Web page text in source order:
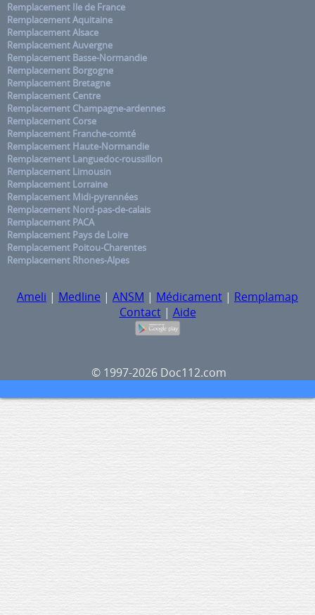
Remplacement Ile de France
Remplacement Aquitaine
Remplacement Alsace
Remplacement Auvergne
Remplacement Basse-Normandie
Remplacement Borgogne
Remplacement Bretagne
Remplacement Centre
Remplacement Champagne-ardennes
Remplacement Corse
Remplacement Franche-comté
Remplacement Haute-Normandie
Remplacement Languedoc-roussillon
Remplacement Limousin
Remplacement Lorraine
Remplacement Midi-pyrennées
Remplacement Nord-pas-de-calais
Remplacement PACA
Remplacement Pays de Loire
Remplacement Poitou-Charentes
Remplacement Rhones-Alpes
Ameli | Medline | ANSM | Médicament | Remplamap
Contact| Aide
© 1997-2026 Doc112.com